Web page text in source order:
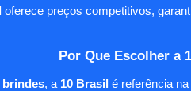
oferece preços competitivos,
Por Que Escolher a
brindes, a 10 Brasil é referência